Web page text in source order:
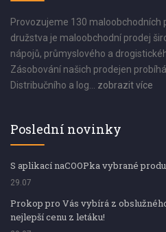
Provozujeme 130 maloobchodních
družstva je maloobchodní prodej
nápojů, průmyslového a
Zásobování našich prodejen
Distribučního a log... zobrazit více
Poslední novinky
S aplikací naCOOPka vybrané
29.07
Prokop pro Vás vybírá z
nejlepší cenu z letáku!